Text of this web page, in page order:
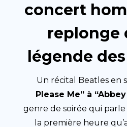
concert
replonge
légende
Un récital Beatles en
Please Me” à
genre de soirée qui
la première heure